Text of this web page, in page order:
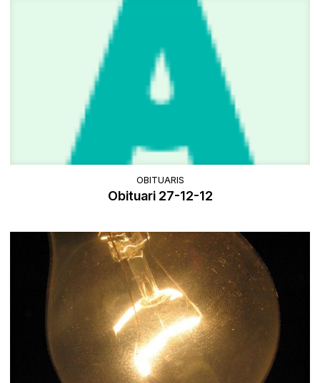
OBITUARIS
Obituari 27-12-12